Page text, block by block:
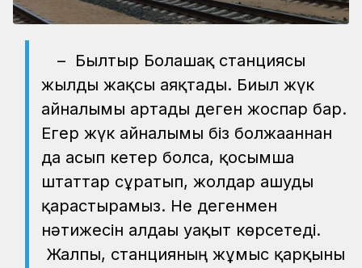
– Былтыр Болашақ станциясы
жылды жақсы аяқтады. Биыл жүк
айналымы артады деген жоспар бар.
Егер жүк айналымы біз болжағаннан
да асып кетер болса, қосымша
штаттар сұратып, жолдар ашуды
қарастырамыз. Не дегенмен
нәтижесін алдағы уақыт көрсетеді.
Жалпы, станцияның жұмыс қарқыны